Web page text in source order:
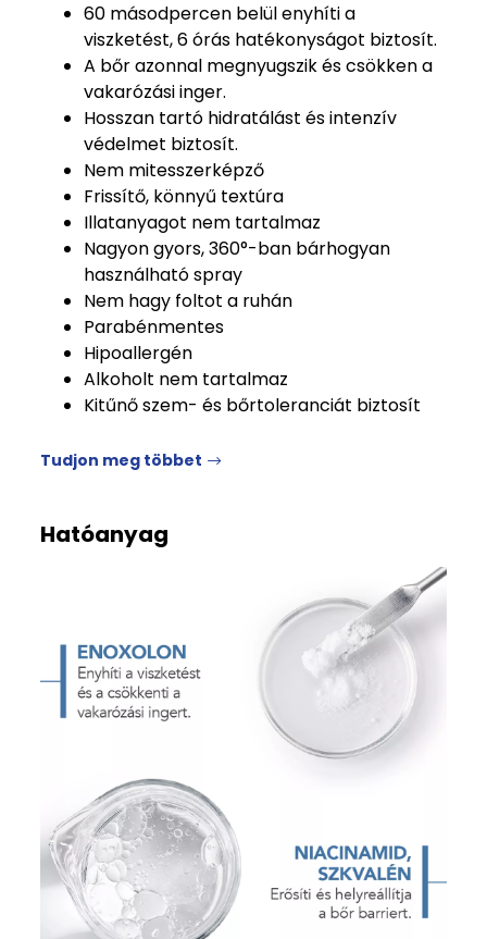
60 másodpercen belül enyhíti a
viszketést, 6 órás hatékonyságot biztosít.
A bőr azonnal megnyugszik és csökken a
vakarózási inger.
Hosszan tartó hidratálást és intenzív
védelmet biztosít.
Nem mitesszerképző
Frissítő, könnyű textúra
Illatanyagot nem tartalmaz
Nagyon gyors, 360°-ban bárhogyan
használható spray
Nem hagy foltot a ruhán
Parabénmentes
Hipoallergén
Alkoholt nem tartalmaz
Kitűnő szem- és bőrtoleranciát biztosít
Tudjon meg többet
Hatóanyag